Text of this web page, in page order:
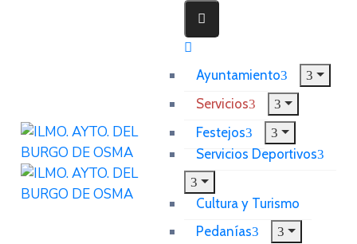
Ayuntamiento
Servicios
Festejos
Servicios Deportivos
Cultura y Turismo
Pedanías